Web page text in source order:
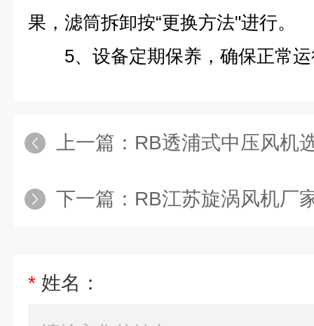
果，滤筒拆卸按“更换方法"进行。
5、设备定期保养，确保正常运
上一篇： RB透浦式中压风机
下一篇： RB江苏旋涡风机厂
* 姓名：